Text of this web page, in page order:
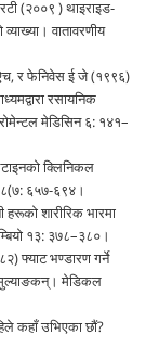
(२००९ ) थाइराइड-
वातावरणीय
ऐच, र फेनिवेस ई जे (१९९६)
रसायनिक
मेडिसिन ६: १४१–
क्लिनिकल
६५७-६९४।
शारीरिक भारमा
१३: ३७८–३८०।
फ्याट भण्डारण गर्ने
मुल्याङकन्। मेडिकल
कहाँ उभिएका छौं?